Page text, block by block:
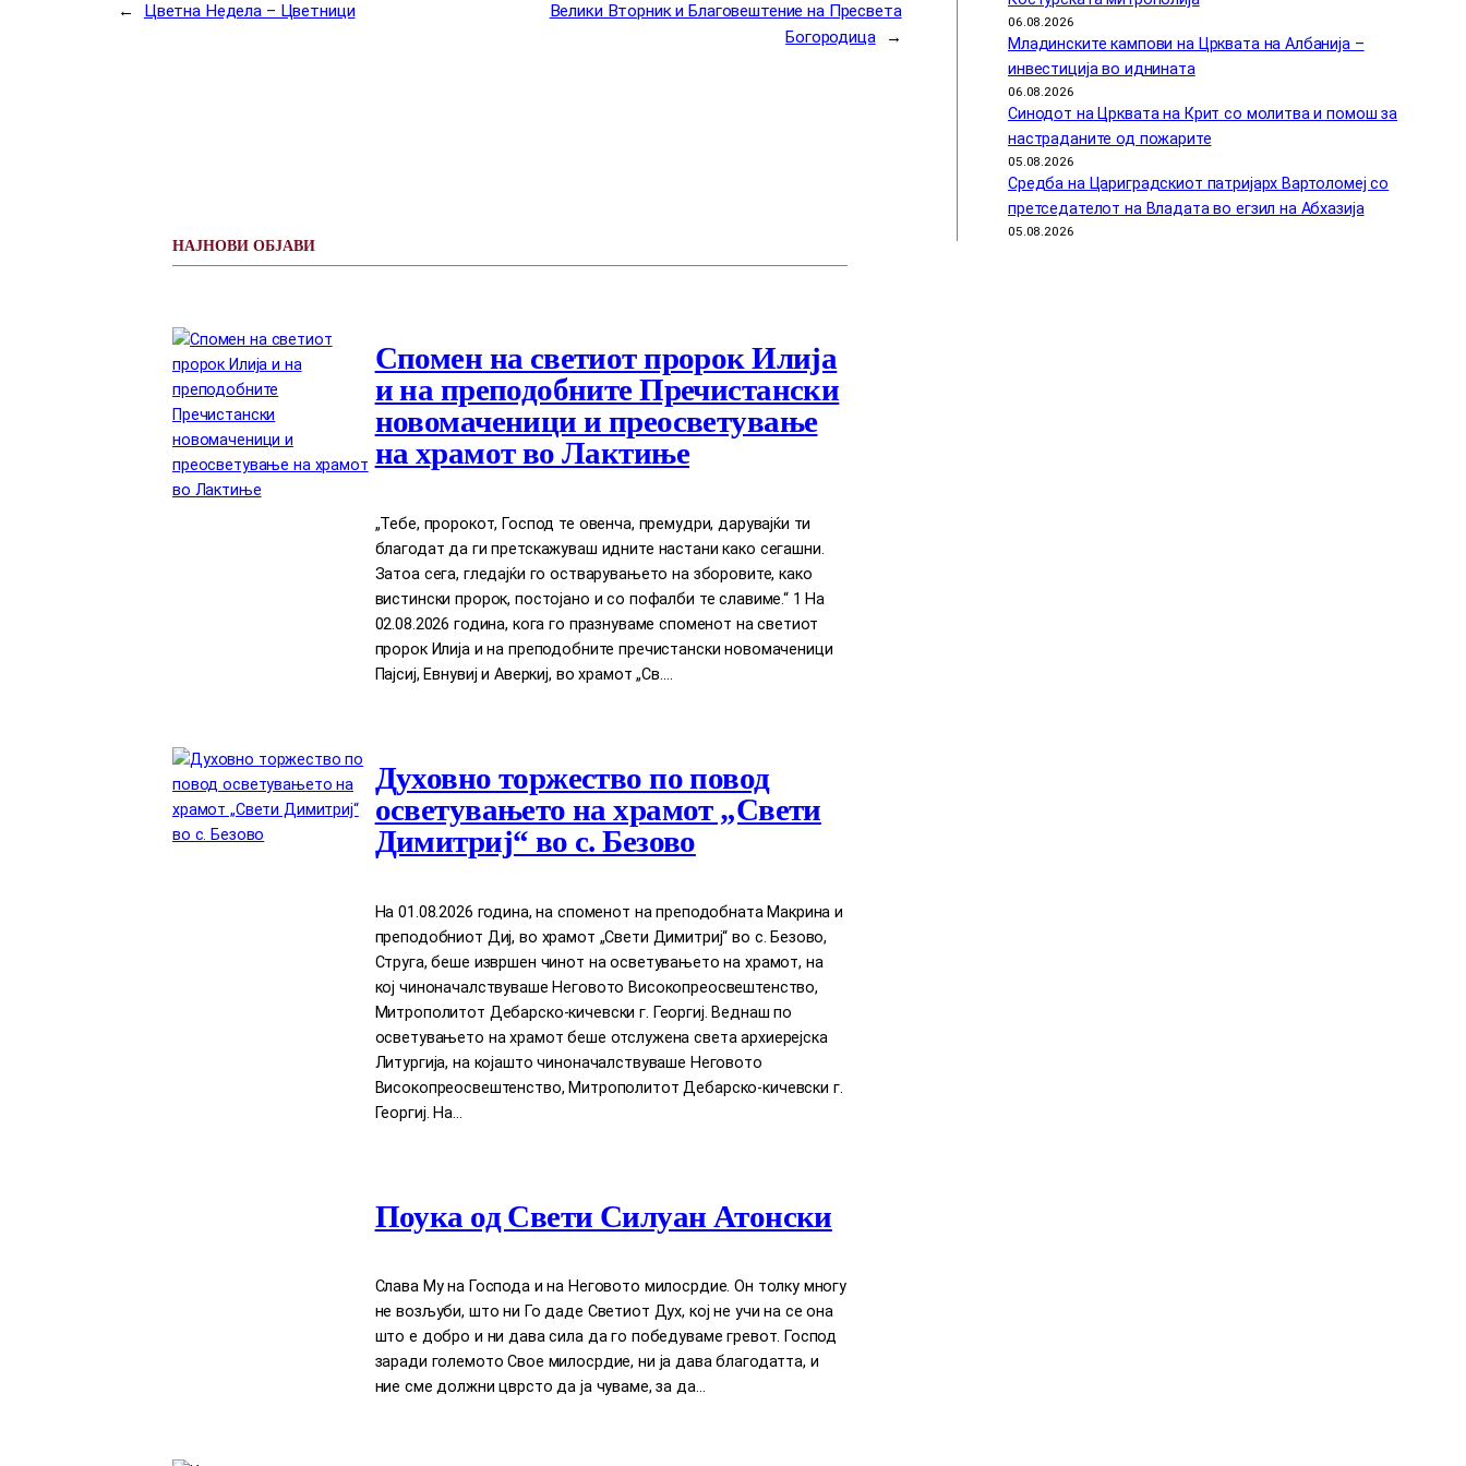
← Цветна Недела – Цветници
Велики Вторник и Благовештение на Пресвета
Богородица
→
НАЈНОВИ ОБЈАВИ
Спомен на светиот пророк Илија
и на преподобните Пречистански
новомаченици и преосветување
на храмот во Лактиње
„Тебе, пророкот, Господ те овенча, премудри, дарувајќи ти
благодат да ги претскажуваш идните настани како сегашни.
Затоа сега, гледајќи го остварувањето на зборовите, како
вистински пророк, постојано и со пофалби те славиме.“ 1 На
02.08.2026 година, кога го празнуваме споменот на светиот
пророк Илија и на преподобните пречистански новомаченици
Пајсиј, Евнувиј и Аверкиј, во храмот „Св.…
Духовно торжество по повод
осветувањето на храмот „Свети
Димитриј“ во с. Безово
На 01.08.2026 година, на споменот на преподобната Макрина и
преподобниот Диј, во храмот „Свети Димитриј“ во с. Безово,
Струга, беше извршен чинот на осветувањето на храмот, на
кој чиноначалствуваше Неговото Високопреосвештенство,
Митрополитот Дебарско-кичевски г. Георгиј. Веднаш по
осветувањето на храмот беше отслужена света архиерејска
Литургија, на којашто чиноначалствуваше Неговото
Високопреосвештенство, Митрополитот Дебарско-кичевски г.
Георгиј. На…
Поука од Свети Силуан Атонски
Слава Му на Господа и на Неговото милосрдие. Он толку многу
нe возљуби, што ни Го даде Светиот Дух, кој нe учи на сe она
што е добро и ни дава сила да го победуваме гревот. Господ
заради големото Свое милосрдие, ни ја дава благодатта, и
ние сме должни цврсто да ја чуваме, за да…
06.08.2026
Младинските кампови на Црквата на Албанија –
инвестиција во иднината
06.08.2026
Синодот на Црквата на Крит со молитва и помош за
настраданите од пожарите
05.08.2026
Средба на Цариградскиот патријарх Вартоломеј со
претседателот на Владата во егзил на Абхазија
05.08.2026